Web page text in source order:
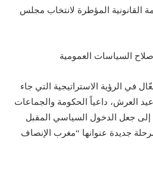
القانونية المؤطرة لانتخاب مجلس
السياسات العمومية
في الرؤية الاستراتيجية التي جاء
العرش، داعياً الحكومة والجماعات
إلى جعل الدخول السياسي المقبل
جديدة عنوانها “مغرب الإنصاف